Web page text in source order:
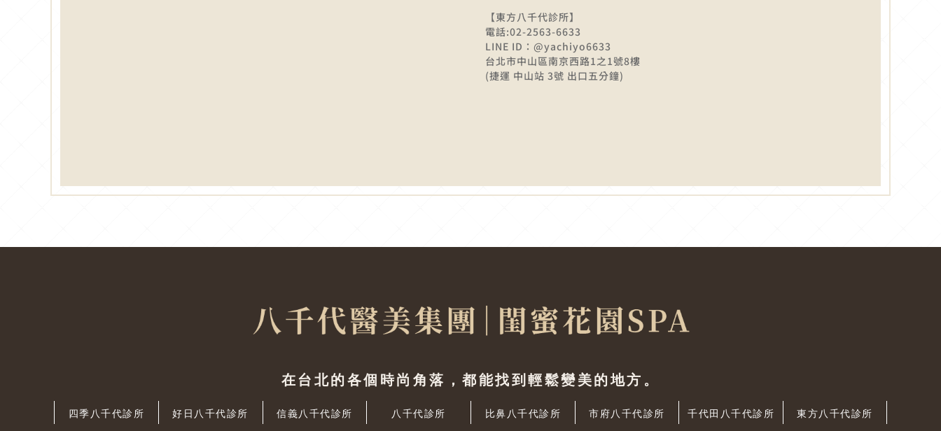
【東方八千代診所】
電話:02-2563-6633
LINE ID：@yachiyo6633
台北市中山區南京西路1之1號8樓
(捷運 中山站 3號 出口五分鐘)
在台北的各個時尚角落，都能找到輕鬆變美的地方。
四季八千代診所 好日八千代診所 信義八千代診所 八千代診所 比鼻八千代診所 市府八千代診所 千代田八千代診所 東方八千代診所